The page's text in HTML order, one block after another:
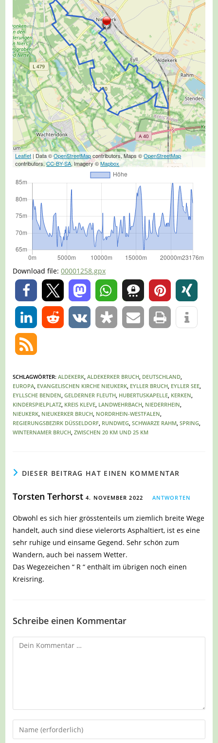
Leaflet | Data ©OpenStreetMapcontributors, Maps ©OpenStreetMap
contributors,CC-BY-SA, Imagery ©Mapbox
Download file:00001258.gpx
0
0
SCHLAGWÖRTER:ALDEKERK, ALDEKERKER BRUCH, DEUTSCHLAND,
EUROPA, EVANGELISCHEN KIRCHE NIEUKERK, EYLLER BRUCH, EYLLER SEE,
EYLLSCHE BENDEN, GELDERNER FLEUTH, HUBERTUSKAPELLE, KERKEN,
KINDERSPIELPLATZ, KREIS KLEVE, LANDWEHRBACH, NIEDERRHEIN,
NIEUKERK, NIEUKERKER BRUCH, NORDRHEIN-WESTFALEN,
REGIERUNGSBEZIRK DÜSSELDORF, RUNDWEG, SCHWARZE RAHM, SPRING,
WINTERNAMER BRUCH, ZWISCHEN 20 KM UND 25 KM
DIESER BEITRAG HAT EINEN KOMMENTAR
Torsten Terhorst4. NOVEMBER 2022 ANTWORTEN
Obwohl es sich hier grösstenteils um ziemlich breite Wege
handelt, auch sind diese vielerorts Asphaltiert, ist es eine
sehr ruhige und einsame Gegend. Sehr schön zum
Wandern, auch bei nassem Wetter.
Das Wegezeichen “ R “ enthält im übrigen noch einen
Kreisring.
Schreibe einen Kommentar
Kommentar
Gib
deinen